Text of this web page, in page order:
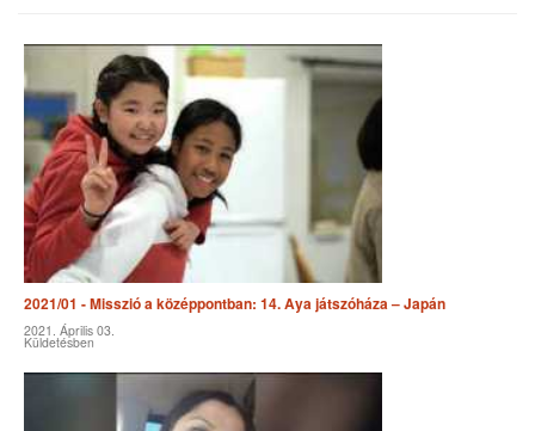
2021/01 - Misszió a középpontban: 14. Aya játszóháza – Japán
2021. Április 03.
Küldetésben